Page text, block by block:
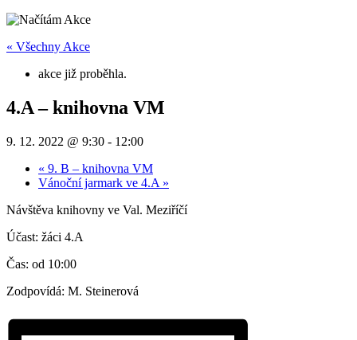
« Všechny Akce
akce již proběhla.
4.A – knihovna VM
9. 12. 2022 @ 9:30 - 12:00
« 9. B – knihovna VM
Vánoční jarmark ve 4.A »
Návštěva knihovny ve Val. Meziříčí
Účast: žáci 4.A
Čas: od 10:00
Zodpovídá: M. Steinerová